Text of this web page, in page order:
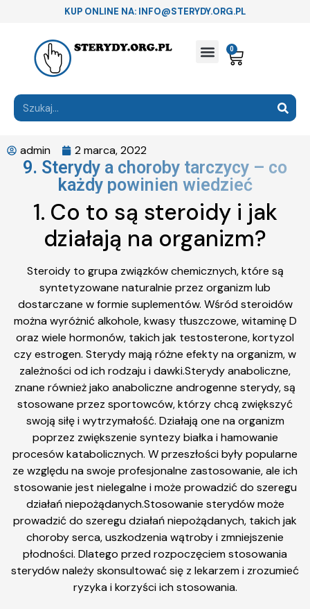
KUP ONLINE NA: INFO@STERYDY.ORG.PL
0
admin 2 marca, 2022
9. Sterydy a choroby tarczycy – co
każdy powinien wiedzieć
1. Co to są steroidy i jak
działają na organizm?
Steroidy to grupa związków chemicznych, które są
syntetyzowane naturalnie przez organizm lub
dostarczane w formie suplementów. Wśród steroidów
można wyróżnić alkohole, kwasy tłuszczowe, witaminę D
oraz wiele hormonów, takich jak testosterone, kortyzol
czy estrogen. Sterydy mają różne efekty na organizm, w
zależności od ich rodzaju i dawki.Sterydy anaboliczne,
znane również jako anaboliczne androgenne sterydy, są
stosowane przez sportowców, którzy chcą zwiększyć
swoją siłę i wytrzymałość. Działają one na organizm
poprzez zwiększenie syntezy białka i hamowanie
procesów katabolicznych. W przeszłości były popularne
ze względu na swoje profesjonalne zastosowanie, ale ich
stosowanie jest nielegalne i może prowadzić do szeregu
działań niepożądanych.Stosowanie sterydów może
prowadzić do szeregu działań niepożądanych, takich jak
choroby serca, uszkodzenia wątroby i zmniejszenie
płodności. Dlatego przed rozpoczęciem stosowania
sterydów należy skonsultować się z lekarzem i zrozumieć
ryzyka i korzyści ich stosowania.